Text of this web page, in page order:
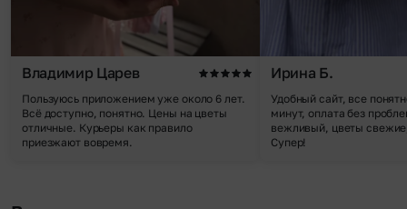
Владимир Царев
Пользуюсь приложением уже около 6 лет.
Всё доступно, понятно. Цены на цветы
отличные. Курьеры как правило
приезжают вовремя.
Ирина Б.
Удобный сайт, все
минут, оплата без
вежливый, цветы
Супер!